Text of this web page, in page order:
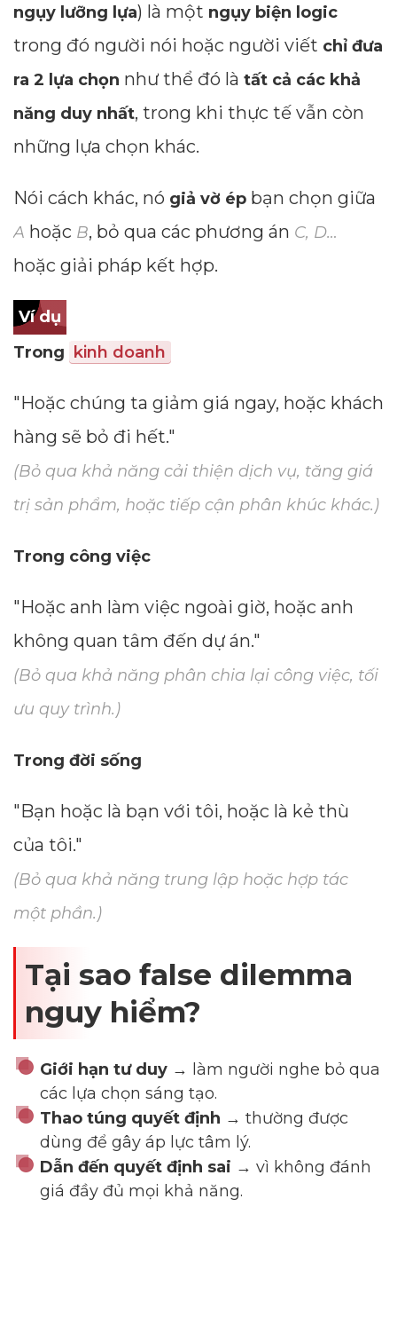
ngụy lưỡng lựa) là một ngụy biện logic
trong đó người nói hoặc người viết chỉ đưa
ra 2 lựa chọn như thể đó là tất cả các khả
năng duy nhất, trong khi thực tế vẫn còn
những lựa chọn khác.
Nói cách khác, nó giả vờ ép bạn chọn giữa
A hoặc B, bỏ qua các phương án C, D…
hoặc giải pháp kết hợp.
Ví dụ
Trong
kinh doanh
"Hoặc chúng ta giảm giá ngay, hoặc khách
hàng sẽ bỏ đi hết."
(Bỏ qua khả năng cải thiện dịch vụ, tăng giá
trị sản phẩm, hoặc tiếp cận phân khúc khác.)
Trong công việc
"Hoặc anh làm việc ngoài giờ, hoặc anh
không quan tâm đến dự án."
(Bỏ qua khả năng phân chia lại công việc, tối
ưu quy trình.)
Trong đời sống
"Bạn hoặc là bạn với tôi, hoặc là kẻ thù
của tôi."
(Bỏ qua khả năng trung lập hoặc hợp tác
một phần.)
Tại sao false dilemma
nguy hiểm?
Giới hạn tư duy → làm người nghe bỏ qua
các lựa chọn sáng tạo.
Thao túng quyết định → thường được
dùng để gây áp lực tâm lý.
Dẫn đến quyết định sai → vì không đánh
giá đầy đủ mọi khả năng.